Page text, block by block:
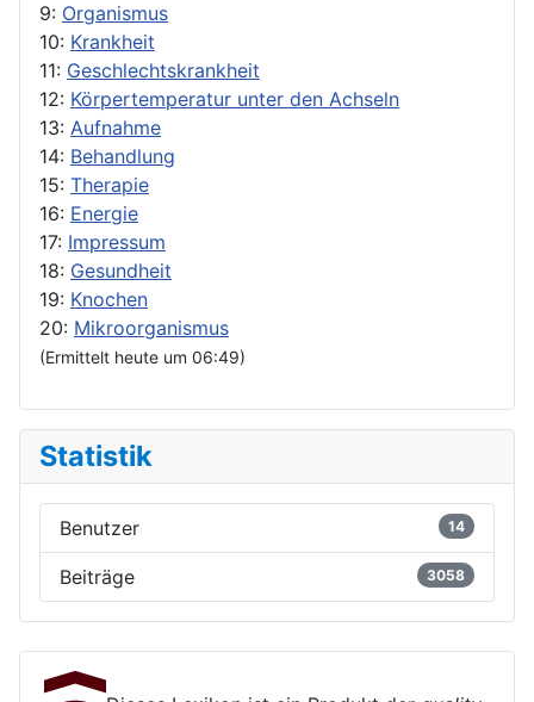
9: Organismus
10: Krankheit
11: Geschlechtskrankheit
12: Körpertemperatur unter den Achseln
13: Aufnahme
14: Behandlung
15: Therapie
16: Energie
17: Impressum
18: Gesundheit
19: Knochen
20: Mikroorganismus
(Ermittelt heute um 06:49)
Statistik
Benutzer 14
Beiträge 3058